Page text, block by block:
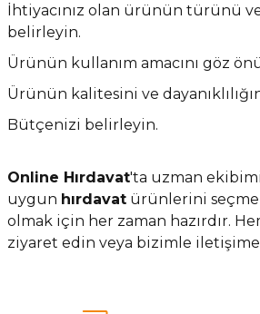
İhtiyacınız olan ürünün türünü
belirleyin.
Ürünün kullanım amacını göz
Ürünün kalitesini ve
Bütçenizi belirleyin.
Online Hırdavat'ta uzman
uygun hırdavat ürünlerini
olmak için her zaman hazırdır.
ziyaret edin veya bizimle